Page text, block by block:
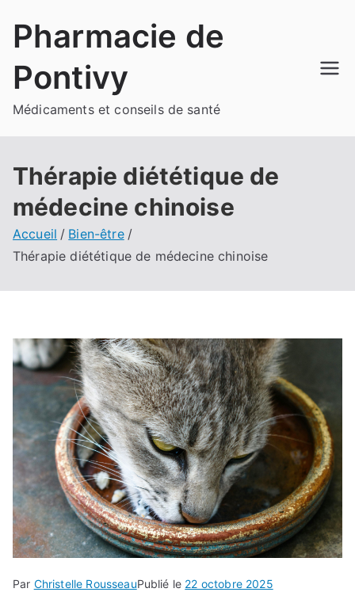
Pharmacie de
Pontivy
Médicaments et conseils de santé
Thérapie diététique de
médecine chinoise
Accueil
Bien-être
Thérapie diététique de médecine chinoise
Par Christelle RousseauPublié le 22 octobre 2025